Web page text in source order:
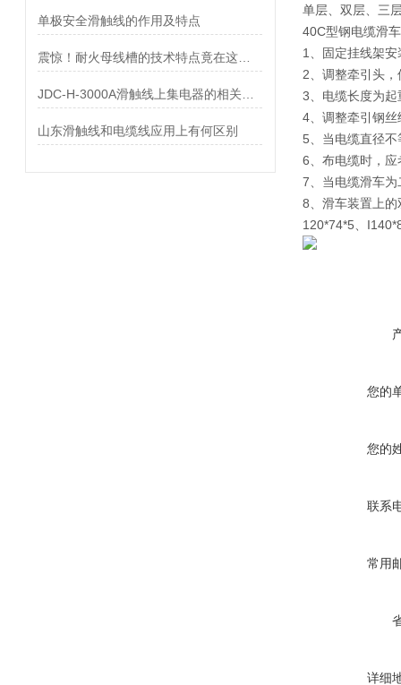
单极安全滑触线的作用及特点
山东滑触线和电缆线应用上有何区别
单层、双层、三
40C型钢电缆滑车
1、固定挂线架
2、调整牵引头
3、电缆长度为
4、调整牵引钢
5、当电缆直径
6、布电缆时，
7、当电缆滑车
8、滑车装置上
120*74*5、
您的
您的
联系
常用
详细